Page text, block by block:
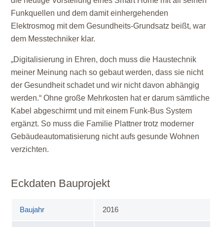
Funkquellen und dem damit einhergehenden
Elektrosmog mit dem Gesundheits-Grundsatz beißt, war
dem Messtechniker klar.
„Digitalisierung in Ehren, doch muss die Haustechnik
meiner Meinung nach so gebaut werden, dass sie nicht
der Gesundheit schadet und wir nicht davon abhängig
werden.“ Ohne große Mehrkosten hat er darum sämtliche
Kabel abgeschirmt und mit einem Funk-Bus System
ergänzt. So muss die Familie Plattner trotz moderner
Gebäudeautomatisierung nicht aufs gesunde Wohnen
verzichten.
Eckdaten Bauprojekt
Baujahr 2016